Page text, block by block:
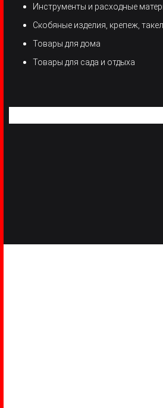
Инструменты и расходные
Скобяные изделия, крепеж,
Товары для дома
Товары для сада и отдыха